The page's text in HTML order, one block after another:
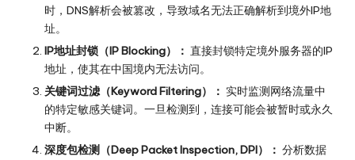
时，DNS解析会被篡改，导致域名无法正确解析到境外IP地
址。
IP地址封锁（IP Blocking）： 直接封锁特定境外服务器的IP
地址，使其在中国境内无法访问。
关键词过滤（Keyword Filtering）： 实时监测网络流量中
的特定敏感关键词。一旦检测到，连接可能会被暂时或永久
中断。
深度包检测（Deep Packet Inspection, DPI）： 分析数据